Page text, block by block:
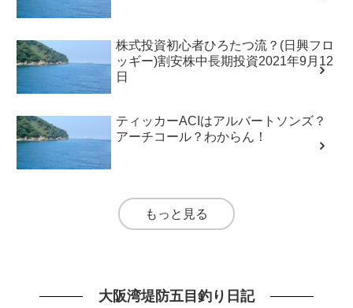
株式投資初心者ひろたつ流？(日興フロ
ッギー)割安株中長期投資2021年9月12
日
ティッカーACIはアルバートソンズ？
アーチコール？わからん！
もっと見る
大阪湾堤防五目釣り日記